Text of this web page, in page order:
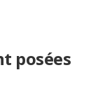
posées